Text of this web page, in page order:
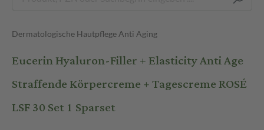
Dermatologische Hautpflege Anti Aging
Eucerin Hyaluron-Filler + Elasticity Anti Age
Straffende Körpercreme + Tagescreme ROSÉ
LSF 30 Set 1 Sparset